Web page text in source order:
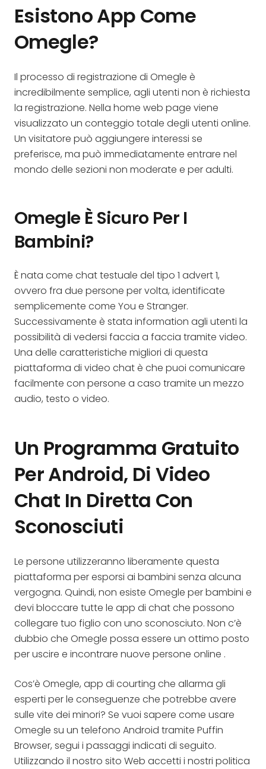
Esistono App Come
Omegle?
Il processo di registrazione di Omegle è
incredibilmente semplice, agli utenti non è richiesta
la registrazione. Nella home web page viene
visualizzato un conteggio totale degli utenti online.
Un visitatore può aggiungere interessi se
preferisce, ma può immediatamente entrare nel
mondo delle sezioni non moderate e per adulti.
Omegle È Sicuro Per I
Bambini?
È nata come chat testuale del tipo 1 advert 1,
ovvero fra due persone per volta, identificate
semplicemente come You e Stranger.
Successivamente è stata information agli utenti la
possibilità di vedersi faccia a faccia tramite video.
Una delle caratteristiche migliori di questa
piattaforma di video chat è che puoi comunicare
facilmente con persone a caso tramite un mezzo
audio, testo o video.
Un Programma Gratuito
Per Android, Di Video
Chat In Diretta Con
Sconosciuti
Le persone utilizzeranno liberamente questa
piattaforma per esporsi ai bambini senza alcuna
vergogna. Quindi, non esiste Omegle per bambini e
devi bloccare tutte le app di chat che possono
collegare tuo figlio con uno sconosciuto. Non c’è
dubbio che Omegle possa essere un ottimo posto
per uscire e incontrare nuove persone online .
Cos’è Omegle, app di courting che allarma gli
esperti per le conseguenze che potrebbe avere
sulle vite dei minori? Se vuoi sapere come usare
Omegle su un telefono Android tramite Puffin
Browser, segui i passaggi indicati di seguito.
Utilizzando il nostro sito Web accetti i nostri politica